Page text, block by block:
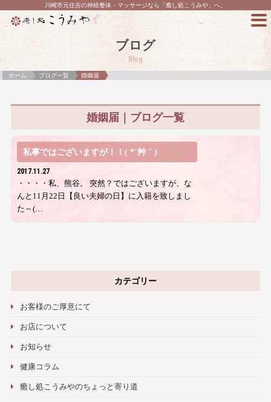
川崎市元住吉の神経整体・マッサージなら「癒し処こうみや」へ。
ブログ
Blog
ホーム ブログ一覧 婚姻届
婚姻届｜ブログ一覧
私事ではございますが！！( *´艸｀)
2017.11.27
・・・・私、熊谷。 突然？ではございますが、な
んと11月22日【良い夫婦の日】に入籍を致しまし
た～(…
カテゴリー
お客様のご厚意にて
お店について
お知らせ
健康コラム
癒し処こうみやのちょっと寄り道